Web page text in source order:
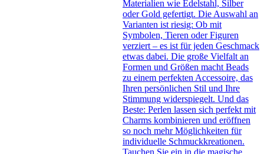
Materialien wie Edelstahl, Silber
oder Gold gefertigt. Die Auswahl an
Varianten ist riesig: Ob mit
Symbolen, Tieren oder Figuren
verziert – es ist für jeden Geschmack
etwas dabei. Die große Vielfalt an
Formen und Größen macht Beads
zu einem perfekten Accessoire, das
Ihren persönlichen Stil und Ihre
Stimmung widerspiegelt. Und das
Beste: Perlen lassen sich perfekt mit
Charms kombinieren und eröffnen
so noch mehr Möglichkeiten für
individuelle Schmuckkreationen.
Tauchen Sie ein in die magische